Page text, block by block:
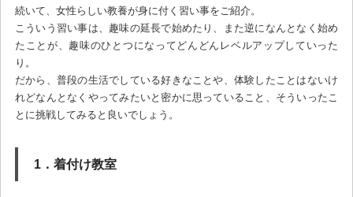
続いて、女性らしい教養が身に付く習い事をご紹介。
こういう習い事は、趣味の延長で始めたり、また逆になんとなく始め
たことが、趣味のひとつになってどんどんレベルアップしていった
り。
だから、普段の生活でしている好きなことや、体験したことはないけ
れどなんとなくやってみたいと密かに思っていること、そういったこ
とに挑戦してみると良いでしょう。
1．着付け教室